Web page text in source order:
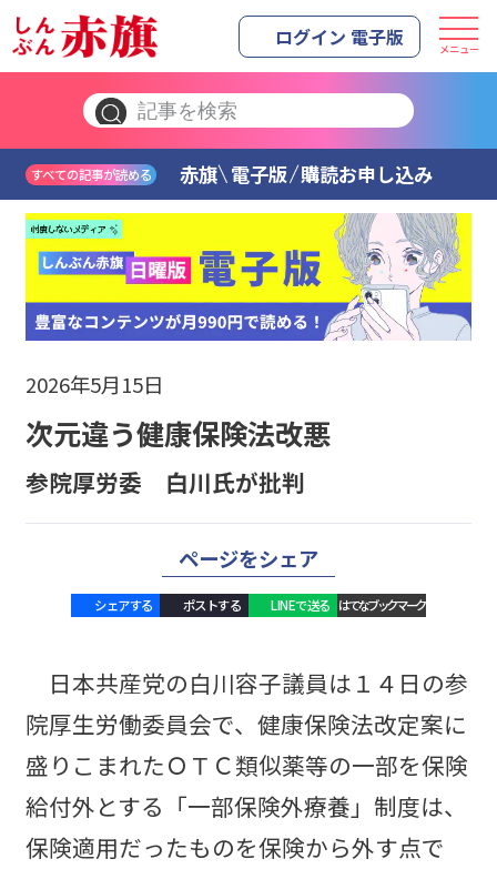
ログイン 電子版 メニュー
すべての記事が読める 赤旗 電子版 購読お申し込み
2026年5月15日
次元違う健康保険法改悪
参院厚労委 白川氏が批判
ページをシェア
シェアする ポストする LINEで送る はてなブックマーク
日本共産党の白川容子議員は１４日の参
院厚生労働委員会で、健康保険法改定案に
盛りこまれたＯＴＣ類似薬等の一部を保険
給付外とする「一部保険外療養」制度は、
保険適用だったものを保険から外す点で